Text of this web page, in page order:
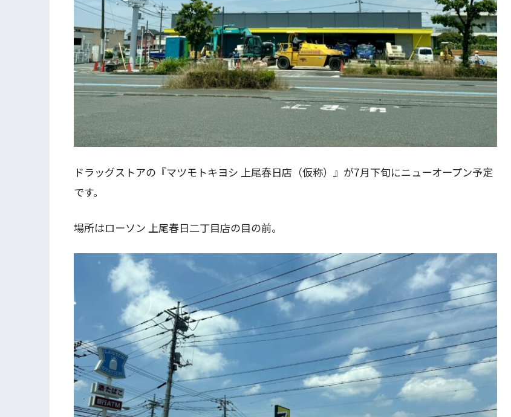
ドラッグストアの『マツモトキヨシ 上尾春日店（仮称）』が7月下旬にニューオープン予定
です。
場所はローソン 上尾春日二丁目店の目の前。